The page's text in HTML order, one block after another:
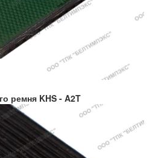
ремня KHS - A2T